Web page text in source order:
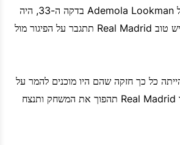
האחרון, בזכות שער של Ademola Lookman בדקה ה-33, היה
שחקן אחד שעדיין הרגיש טוב Real Madrid תתגבר על הפיגור מול
כל כך חזקה שהם היו מוכנים להמר על
עד 5,300 דולר על כך Real Madrid תהפוך את המשחק ותנצח